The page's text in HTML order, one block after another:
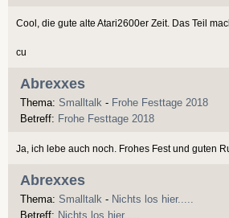
Cool, die gute alte Atari2600er Zeit. Das Teil
cu
Abrexxes
Thema: Smalltalk - Frohe Festtage 2018
Betreff: Frohe Festtage 2018
Ja, ich lebe auch noch. Frohes Fest und guten
Abrexxes
Thema: Smalltalk - Nichts los hier.....
Betreff: Nichts los hier.....